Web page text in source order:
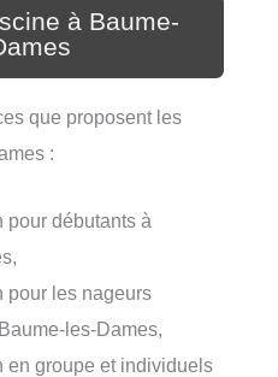
à Baume-
que proposent les
:
pour débutants à
pour les nageurs
les-Dames,
en groupe et individuels